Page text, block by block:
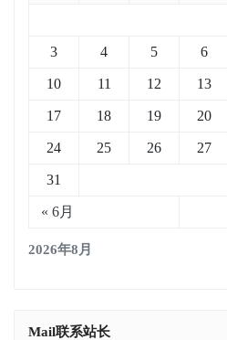
2026年8月
« 6月
3 4 5 6
10 11 12 13
17 18 19 20
24 25 26 27
31
Mail联系站长